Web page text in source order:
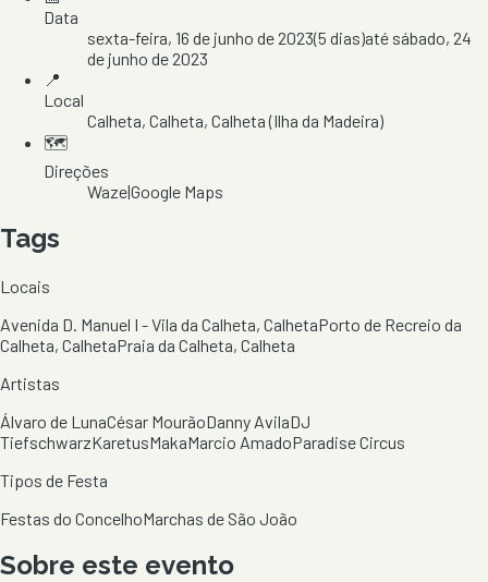
Data
sexta-feira, 16 de junho de 2023(5 dias)até sábado, 24
de junho de 2023
📍
Local
Calheta, Calheta, Calheta(Ilha da Madeira)
🗺️
Direções
Waze|Google Maps
Tags
Locais
Avenida D. Manuel I - Vila da Calheta, CalhetaPorto de Recreio da
Calheta, CalhetaPraia da Calheta, Calheta
Artistas
Álvaro de LunaCésar MourãoDanny AvilaDJ
TiefschwarzKaretusMakaMarcio AmadoParadise Circus
Tipos de Festa
Festas do ConcelhoMarchas de São João
Sobre este evento